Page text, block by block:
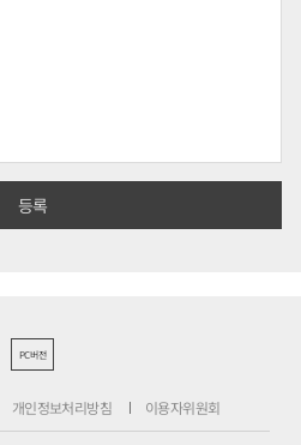
PC버전
개인정보처리방침 이용자위원회